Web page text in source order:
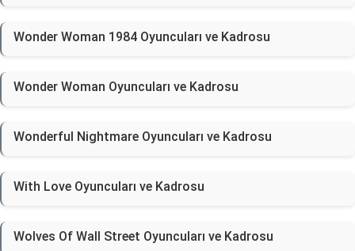
Wonder Woman 1984 Oyuncuları ve Kadrosu
Wonder Woman Oyuncuları ve Kadrosu
Wonderful Nightmare Oyuncuları ve Kadrosu
With Love Oyuncuları ve Kadrosu
Wolves Of Wall Street Oyuncuları ve Kadrosu